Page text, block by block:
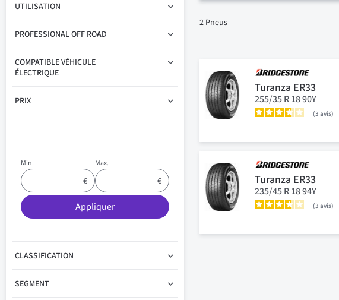
2 Pneus
Turanza ER33
255/35 R 18 90Y
3avis
Turanza ER33
235/45 R 18 94Y
3avis
UTILISATION
PROFESSIONAL OFF ROAD
COMPATIBLE VÉHICULE
ÉLECTRIQUE
PRIX
Min. Max.
Appliquer
CLASSIFICATION
SEGMENT